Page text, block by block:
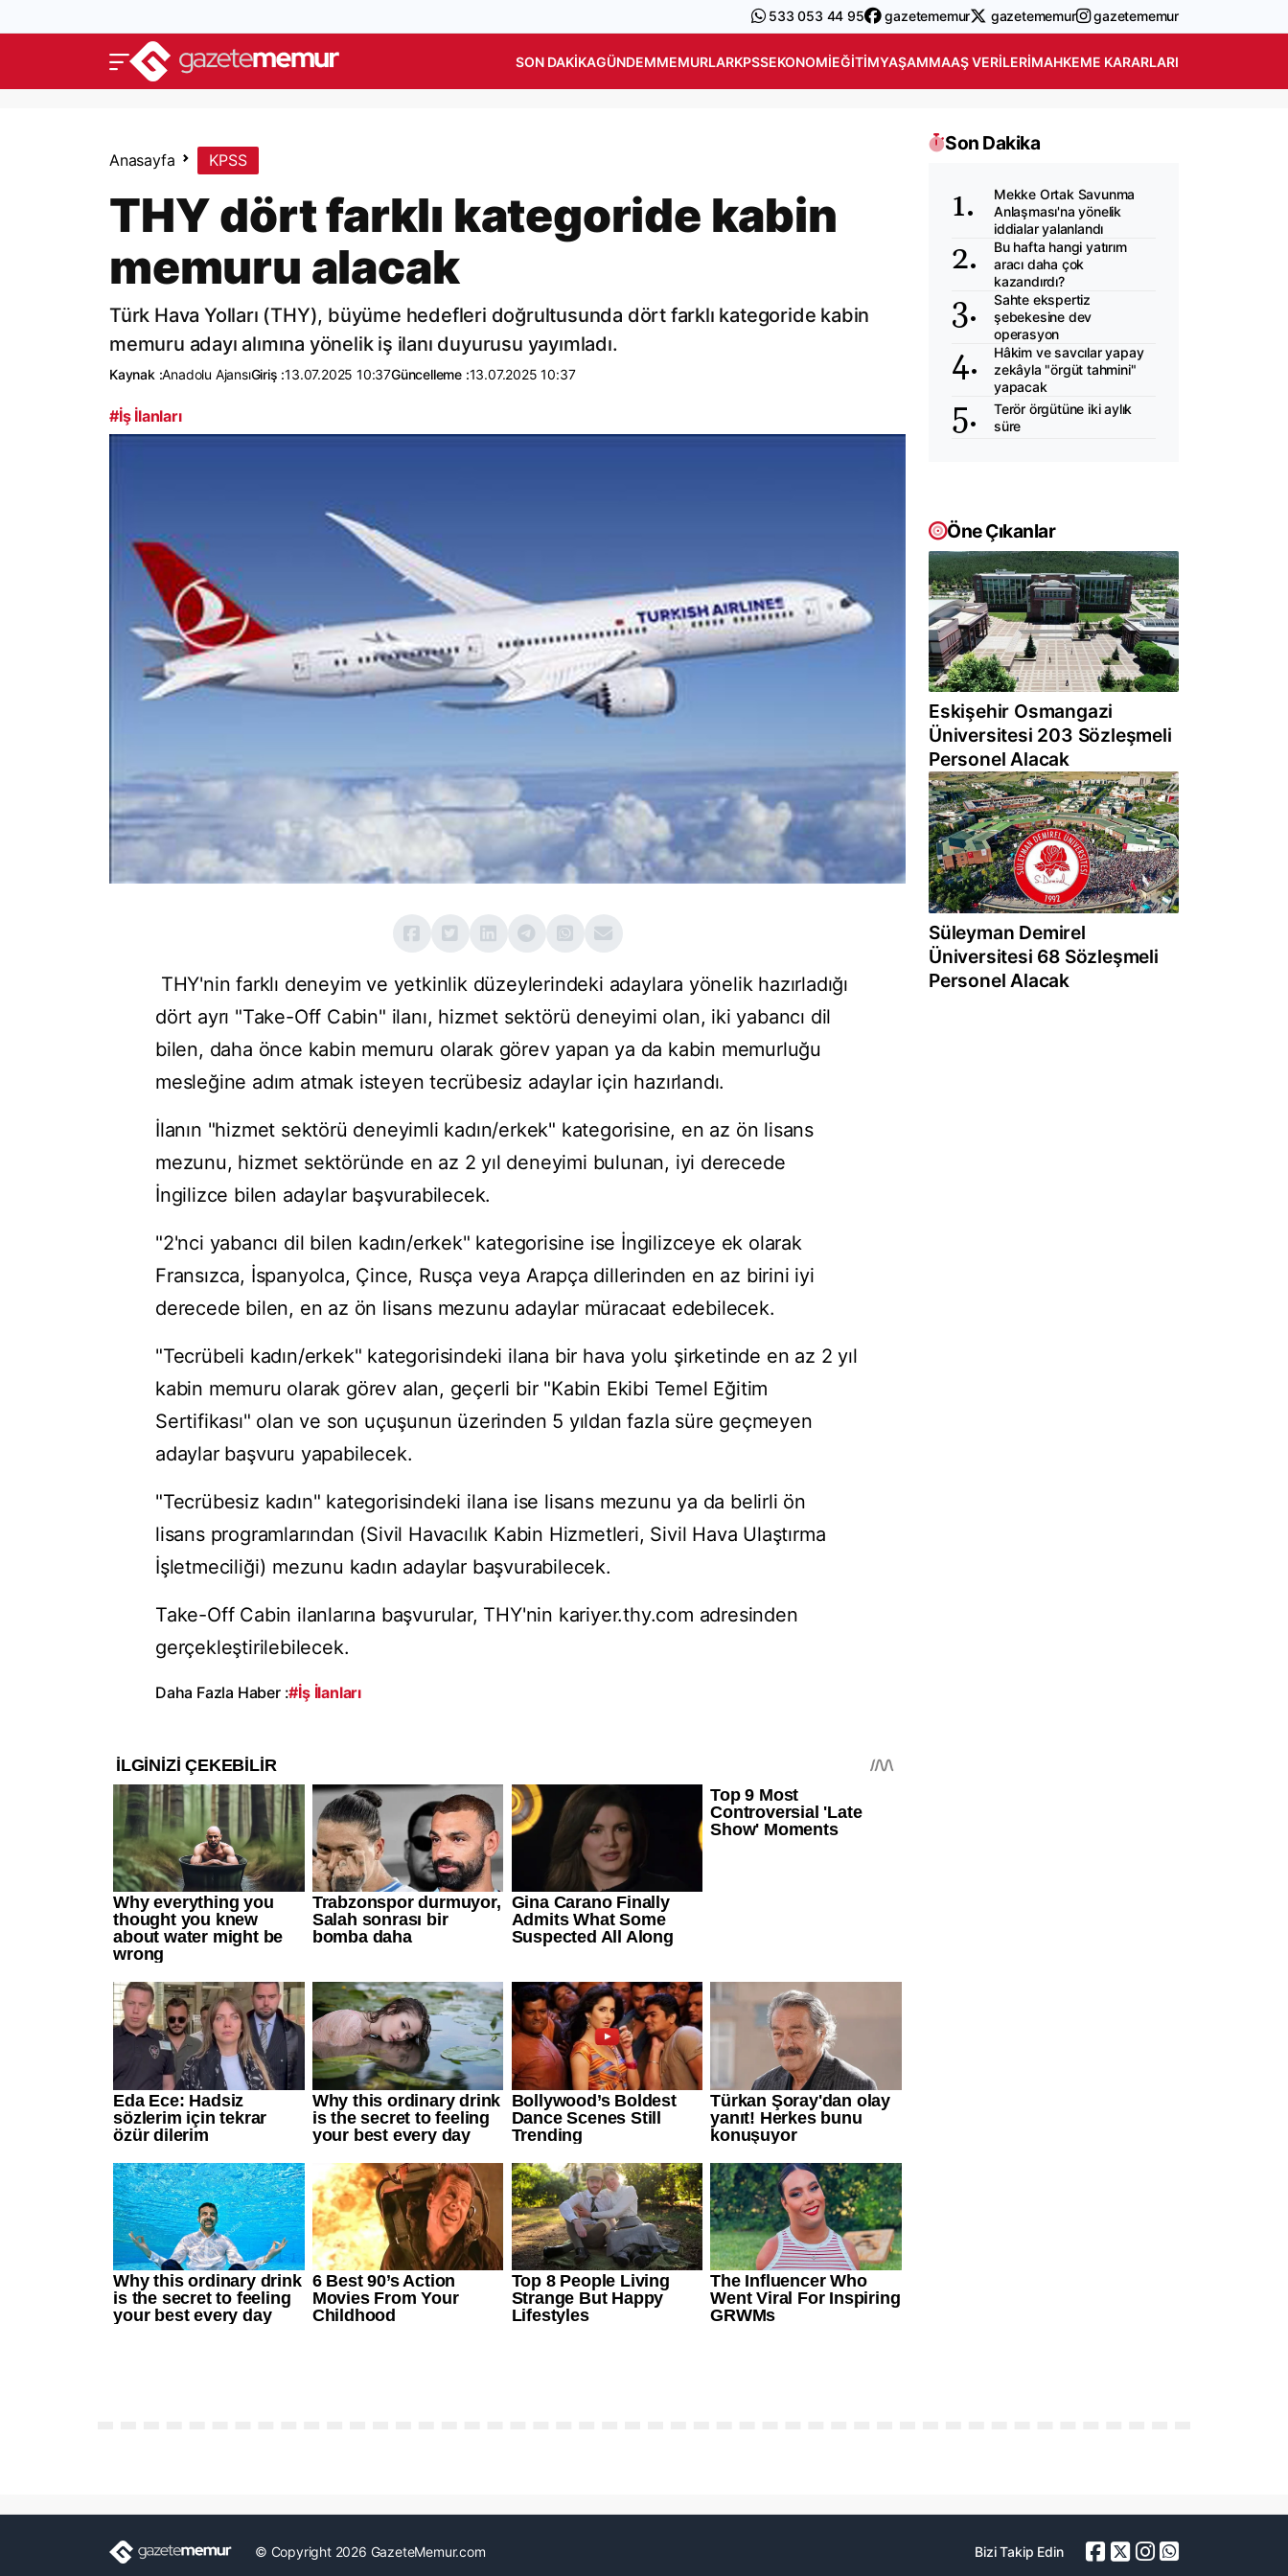
533 053 44 95 gazetememur gazetememur gazetememur
SON DAKIKAGÜNDEMMEMURLARKPSSEKONOMIEĞITIMYAŞAMMAAŞ VERILERIMAHKEME KARARLARI
Anasayfa KPSS
THY dört farklı kategoride kabin
memuru alacak
Türk Hava Yolları (THY), büyüme hedefleri doğrultusunda dört farklı kategoride kabin
memuru adayı alımına yönelik iş ilanı duyurusu yayımladı.
Kaynak :Anadolu AjansıGiriş :13.07.2025 10:37Güncelleme :13.07.2025 10:37
#İş İlanları
THY'nin farklı deneyim ve yetkinlik düzeylerindeki adaylara yönelik hazırladığı
dört ayrı "Take-Off Cabin" ilanı, hizmet sektörü deneyimi olan, iki yabancı dil
bilen, daha önce kabin memuru olarak görev yapan ya da kabin memurluğu
mesleğine adım atmak isteyen tecrübesiz adaylar için hazırlandı.
İlanın "hizmet sektörü deneyimli kadın/erkek" kategorisine, en az ön lisans
mezunu, hizmet sektöründe en az 2 yıl deneyimi bulunan, iyi derecede
İngilizce bilen adaylar başvurabilecek.
"2'nci yabancı dil bilen kadın/erkek" kategorisine ise İngilizceye ek olarak
Fransızca, İspanyolca, Çince, Rusça veya Arapça dillerinden en az birini iyi
derecede bilen, en az ön lisans mezunu adaylar müracaat edebilecek.
"Tecrübeli kadın/erkek" kategorisindeki ilana bir hava yolu şirketinde en az 2 yıl
kabin memuru olarak görev alan, geçerli bir "Kabin Ekibi Temel Eğitim
Sertifikası" olan ve son uçuşunun üzerinden 5 yıldan fazla süre geçmeyen
adaylar başvuru yapabilecek.
"Tecrübesiz kadın" kategorisindeki ilana ise lisans mezunu ya da belirli ön
lisans programlarından (Sivil Havacılık Kabin Hizmetleri, Sivil Hava Ulaştırma
İşletmeciliği) mezunu kadın adaylar başvurabilecek.
Take-Off Cabin ilanlarına başvurular, THY'nin kariyer.thy.com adresinden
gerçekleştirilebilecek.
Daha Fazla Haber :#İş İlanları
Son Dakika
Mekke Ortak Savunma
Anlaşması'na yönelik
iddialar yalanlandı
Bu hafta hangi yatırım
aracı daha çok
kazandırdı?
Sahte ekspertiz
şebekesine dev
operasyon
Hâkim ve savcılar yapay
zekâyla "örgüt tahmini"
yapacak
Terör örgütüne iki aylık
süre
Öne Çıkanlar
Eskişehir Osmangazi
Üniversitesi 203 Sözleşmeli
Personel Alacak
Süleyman Demirel
Üniversitesi 68 Sözleşmeli
Personel Alacak
© Copyright 2026 GazeteMemur.com Bizi Takip Edin